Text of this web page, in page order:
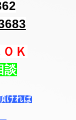
Ｋ
談
ければ